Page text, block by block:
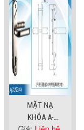
MẶT NẠ
KHÓA A-